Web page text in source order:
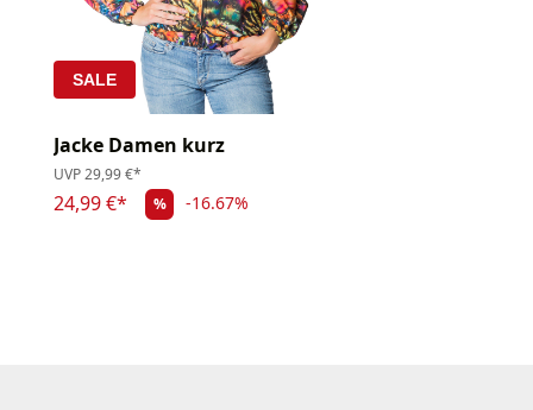
SALE
Jacke Damen kurz
UVP29,99 €*
24,99 €* % -16.67%